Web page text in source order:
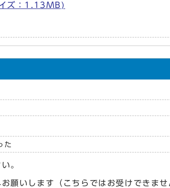
ズ：1.13MB)
た
。
願いします（こちらではお受けできま